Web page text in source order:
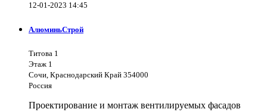
12-01-2023 14:45
АлюминьСтрой
Титова 1
Этаж 1
Сочи, Краснодарский Край 354000
Россия
Проектирование и монтаж вентилируемых фасадов